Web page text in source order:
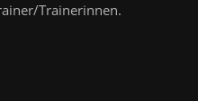
Trainerinnen.